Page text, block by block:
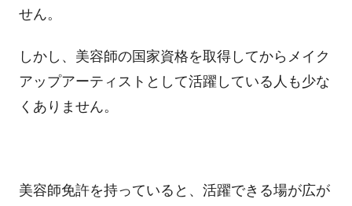
せん。
しかし、美容師の国家資格を取得してからメイク
アップアーティストとして活躍している人も少な
くありません。
美容師免許を持っていると、活躍できる場が広が